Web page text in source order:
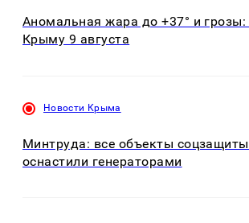
Аномальная жара до +37° и грозы:
Крыму 9 августа
Новости Крыма
Минтруда: все объекты
оснастили генераторами